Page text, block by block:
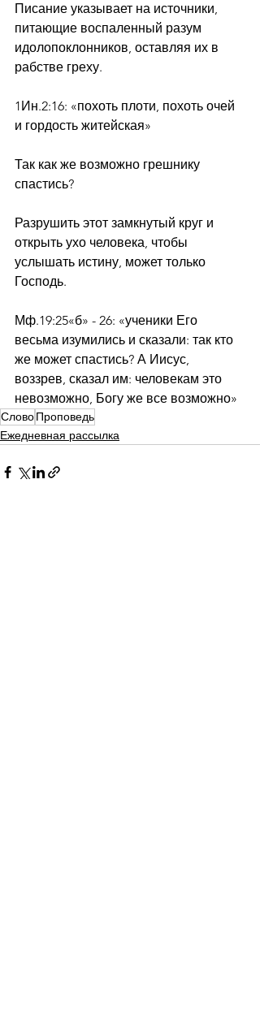
Писание указывает на источники,
питающие воспаленный разум
идолопоклонников, оставляя их в
рабстве греху.
1Ин.2:16: «похоть плоти, похоть очей
и гордость житейская»
Так как же возможно грешнику
спастись?
Разрушить этот замкнутый круг и
открыть ухо человека, чтобы
услышать истину, может только
Господь.
Мф.19:25«б» - 26: «ученики Его
весьма изумились и сказали: так кто
же может спастись? А Иисус,
воззрев, сказал им: человекам это
невозможно, Богу же все возможно»
СловоПроповедь
Ежедневная рассылка